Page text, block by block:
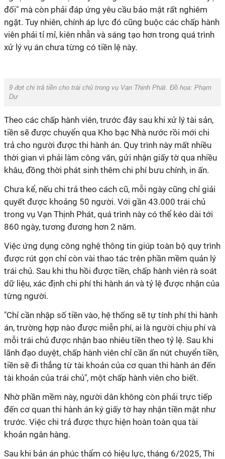
đối" mà còn phải đáp ứng yêu cầu bảo mật rất nghiêm
ngặt. Tuy nhiên, chính áp lực đó cũng buộc các chấp hành
viên phải tỉ mỉ, kiên nhẫn và sáng tạo hơn trong quá trình
xử lý vụ án chưa từng có tiền lệ này.
9 đợt chi trả tiền cho trái chủ trong vụ Vạn Thịnh Phát. Đồ họa: Phạm
Dự
Theo các chấp hành viên, trước đây sau khi xử lý tài sản,
tiền sẽ được chuyển qua Kho bạc Nhà nước rồi mới chi
trả cho người được thi hành án. Quy trình này mất nhiều
thời gian vì phải làm công văn, gửi nhận giấy tờ qua nhiều
khâu, đồng thời phát sinh thêm chi phí bưu chính, in ấn.
Chưa kể, nếu chi trả theo cách cũ, mỗi ngày cũng chỉ giải
quyết được khoảng 50 người. Với gần 43.000 trái chủ
trong vụ Vạn Thịnh Phát, quá trình này có thể kéo dài tới
860 ngày, tương đương hơn 2 năm.
Việc ứng dụng công nghệ thông tin giúp toàn bộ quy trình
được rút gọn chỉ còn vài thao tác trên phần mềm quản lý
trái chủ. Sau khi thu hồi được tiền, chấp hành viên rà soát
dữ liệu, xác định chi phí thi hành án và tỷ lệ được nhận của
từng người.
"Chỉ cần nhập số tiền vào, hệ thống sẽ tự tính phí thi hành
án, trường hợp nào được miễn phí, ai là người chịu phí và
mỗi trái chủ được nhận bao nhiêu tiền theo tỷ lệ. Sau khi
lãnh đạo duyệt, chấp hành viên chỉ cần ấn nút chuyển tiền,
tiền sẽ đi thẳng từ tài khoản của cơ quan thi hành án đến
tài khoản của trái chủ", một chấp hành viên cho biết.
Nhờ phần mềm này, người dân không còn phải trực tiếp
đến cơ quan thi hành án ký giấy tờ hay nhận tiền mặt như
trước. Việc chi trả được thực hiện hoàn toàn qua tài
khoản ngân hàng.
Sau khi bản án phúc thẩm có hiệu lực, tháng 6/2025, Thi